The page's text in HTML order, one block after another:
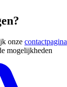
onze contactpagina
mogelijkheden